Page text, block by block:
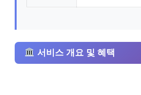
서비스 개요 및 혜택